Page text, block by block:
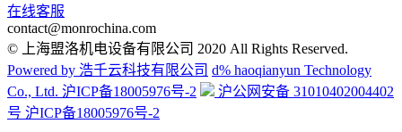
在线客服
contact@monrochina.com
© 上海盟洛机电设备有限公司 2020 All Rights Reserved.
Powered by 浩千云科技有限公司 d% haoqianyun Technology
Co., Ltd. 沪ICP备18005976号-2
沪公网安备 31010402004402
号 沪ICP备18005976号-2